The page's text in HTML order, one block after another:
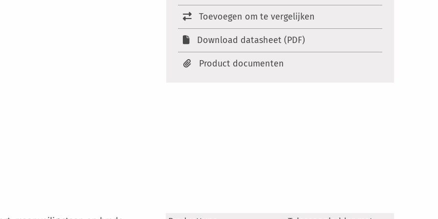
Toevoegen om te vergelijken
Download datasheet (PDF)
Product documenten